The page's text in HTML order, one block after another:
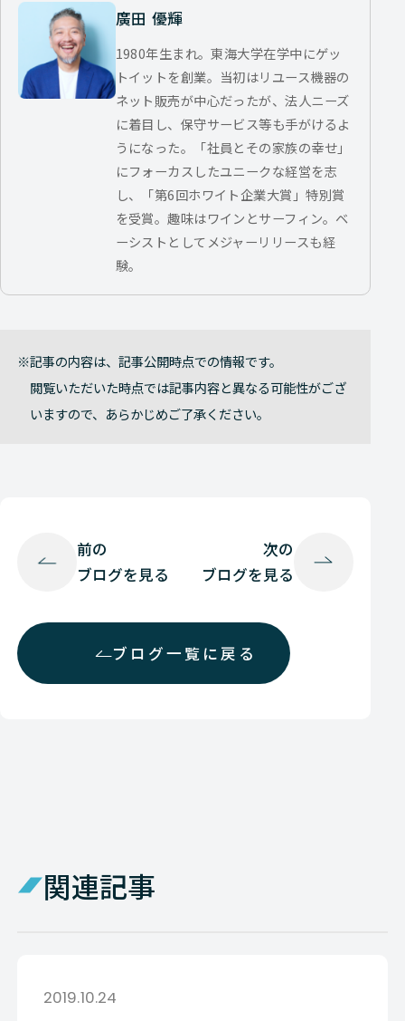
廣田 優輝
1980年生まれ。東海大学在学中にゲッ
トイットを創業。当初はリユース機器の
ネット販売が中心だったが、法人ニーズ
に着目し、保守サービス等も手がけるよ
うになった。「社員とその家族の幸せ」
にフォーカスしたユニークな経営を志
し、「第6回ホワイト企業大賞」特別賞
を受賞。趣味はワインとサーフィン。ベ
ーシストとしてメジャーリリースも経
験。
記事の内容は、記事公開時点での情報です。
閲覧いただいた時点では記事内容と異なる可能性がござ
いますので、あらかじめご了承ください。
前の
ブログを見る
ブログ一覧に戻る
次の
ブログを見る
関連記事
2019.10.24